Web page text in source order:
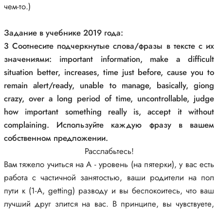
чем-то.)
Задание в учебнике 2019 года:
3 Соотнесите подчеркнутые слова/фразы в тексте с их
значениями: important information, make a difficult
situation better, increases, time just before, cause you to
remain alert/ready, unable to manage, basically, giong
crazy, over a long period of time, uncontrollable, judge
how important something really is, accept it without
complaining. Используйте каждую фразу в вашем
собственном предложении.
Расслабьтесь!
Вам тяжело учиться на A - уровень (на пятерки), у вас есть
работа с частичной занятостью, ваши родители на пол
пути к (1-А, getting) разводу и вы беспокоитесь, что ваш
лучший друг злится на вас. В принципе, вы чувствуете,